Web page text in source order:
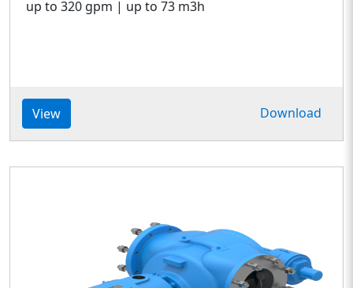
up to 320 gpm | up to 73 m3h
View Download